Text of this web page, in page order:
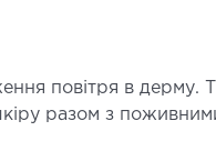
повітря в дерму.
разом з